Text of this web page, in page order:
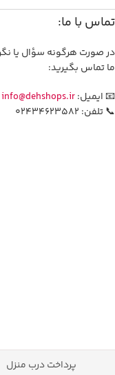
تماس با ما:
در صورت هرگونه سؤال یا
ما تماس بگیرید:
📧 ایمیل:info@dehshops.ir
📞 تلفن: 02434623582
پرداخت درب منزل